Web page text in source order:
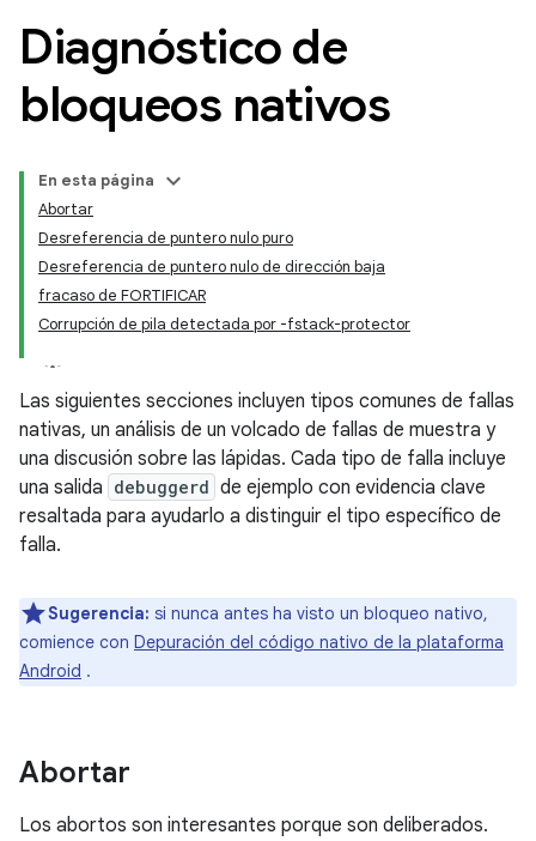
Diagnóstico de
bloqueos nativos
En esta página
Abortar
Desreferencia de puntero nulo puro
Desreferencia de puntero nulo de dirección baja
fracaso de FORTIFICAR
Corrupción de pila detectada por -fstack-protector
Las siguientes secciones incluyen tipos comunes de fallas
nativas, un análisis de un volcado de fallas de muestra y
una discusión sobre las lápidas. Cada tipo de falla incluye
una salida debuggerd de ejemplo con evidencia clave
resaltada para ayudarlo a distinguir el tipo específico de
falla.
Sugerencia: si nunca antes ha visto un bloqueo nativo,
comience con Depuración del código nativo de la plataforma
Android .
Abortar
Los abortos son interesantes porque son deliberados.